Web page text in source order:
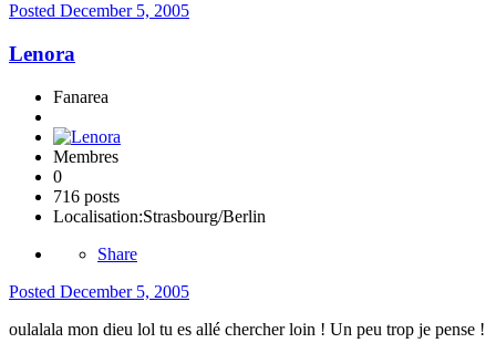
Posted December 5, 2005
Lenora
Fanarea
Membres
0
716 posts
Localisation:Strasbourg/Berlin
Share
Posted December 5, 2005
oulalala mon dieu lol tu es allé chercher loin ! Un peu trop je pense !